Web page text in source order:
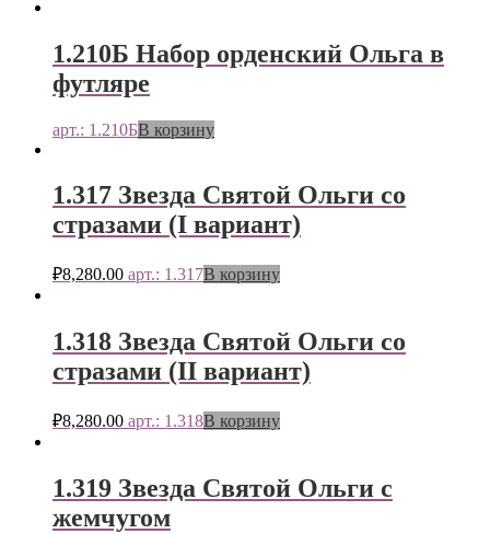
1.210Б Набор орденский Ольга в
футляре
арт.: 1.210БВ корзину
1.317 Звезда Святой Ольги со
стразами (I вариант)
₽8,280.00 арт.: 1.317В корзину
1.318 Звезда Святой Ольги со
стразами (II вариант)
₽8,280.00 арт.: 1.318В корзину
1.319 Звезда Святой Ольги с
жемчугом